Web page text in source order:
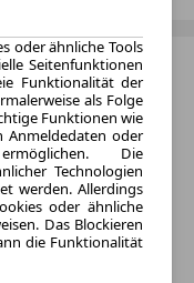
oder ähnliche Tools
Seitenfunktionen
Funktionalität der
als Folge
Funktionen wie
Anmeldedaten oder
Die
Technologien
werden. Allerdings
oder ähnliche
Das Blockieren
die Funktionalität